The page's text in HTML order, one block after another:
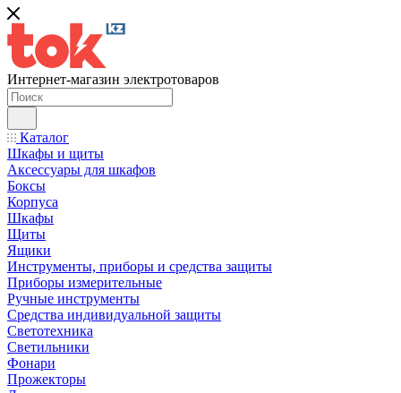
Интернет-магазин электротоваров
Каталог
Шкафы и щиты
Аксессуары для шкафов
Боксы
Корпуса
Шкафы
Щиты
Ящики
Инструменты, приборы и средства защиты
Приборы измерительные
Ручные инструменты
Средства индивидуальной защиты
Светотехника
Светильники
Фонари
Прожекторы